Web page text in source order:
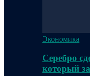
Экономика
Серебро
который